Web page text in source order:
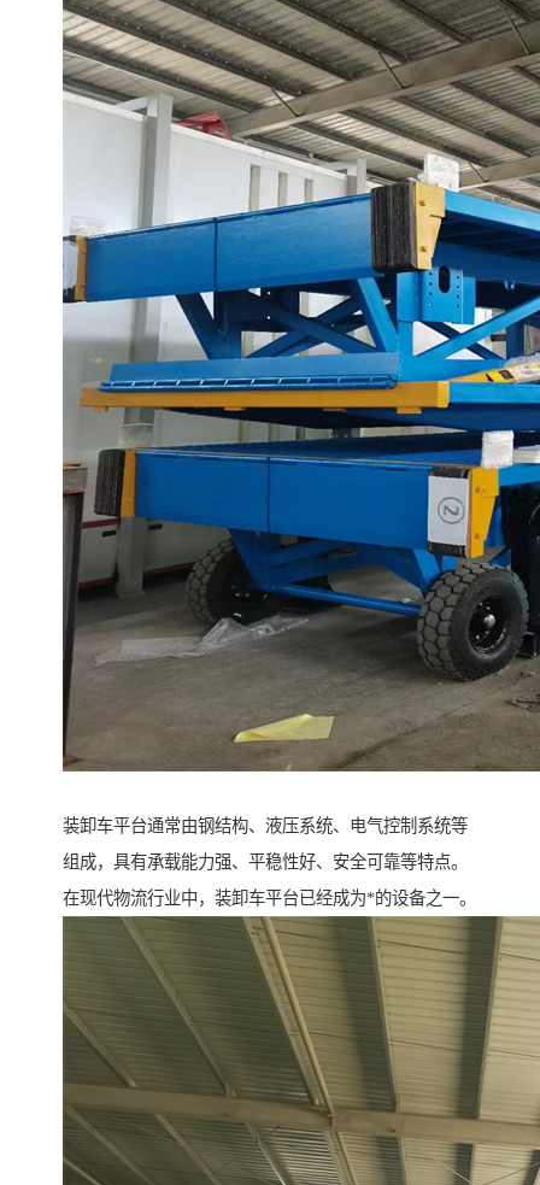
装卸车平台通常由钢结构、液压系统、电气控制系统等
组成，具有承载能力强、平稳性好、安全可靠等特点。
在现代物流行业中，装卸车平台已经成为*的设备之一。